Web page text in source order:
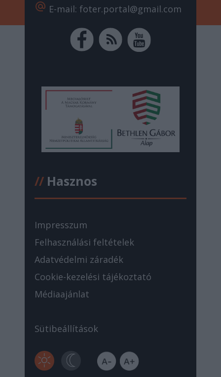
alternate_email E-mail: foter.portal@gmail.com
//Hasznos
Impresszum
Felhasználási feltételek
Adatvédelmi záradék
Cookie-kezelési tájékoztató
Médiaajánlat
Sütibeállítások